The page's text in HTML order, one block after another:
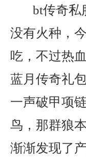
bt传奇私
没有火种，
吃，不过热
蓝月传奇礼
一声破甲项
鸟，那群狼
渐渐发现了